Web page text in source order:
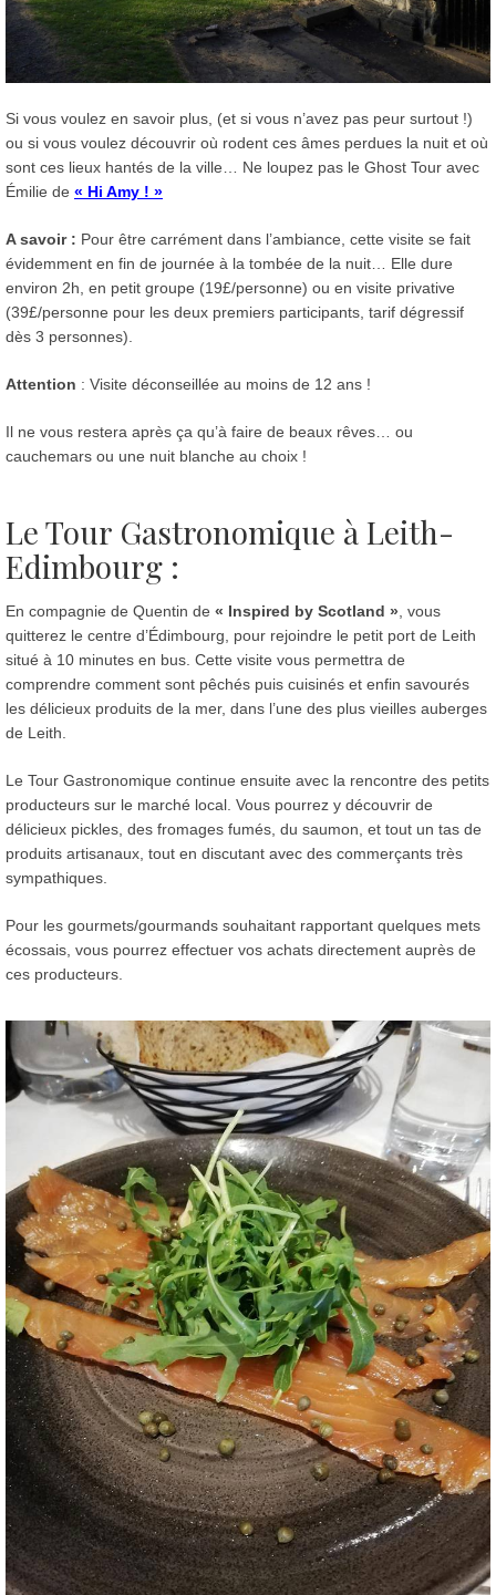
Si vous voulez en savoir plus, (et si vous n’avez pas peur surtout !)
ou si vous voulez découvrir où rodent ces âmes perdues la nuit et où
sont ces lieux hantés de la ville… Ne loupez pas le Ghost Tour avec
Émilie de « Hi Amy ! »
A savoir : Pour être carrément dans l’ambiance, cette visite se fait
évidemment en fin de journée à la tombée de la nuit… Elle dure
environ 2h, en petit groupe (19£/personne) ou en visite privative
(39£/personne pour les deux premiers participants, tarif dégressif
dès 3 personnes).
Attention : Visite déconseillée au moins de 12 ans !
Il ne vous restera après ça qu’à faire de beaux rêves… ou
cauchemars ou une nuit blanche au choix !
Le Tour Gastronomique à Leith-
Edimbourg :
En compagnie de Quentin de « Inspired by Scotland » , vous
quitterez le centre d’Édimbourg, pour rejoindre le petit port de Leith
situé à 10 minutes en bus. Cette visite vous permettra de
comprendre comment sont pêchés puis cuisinés et enfin savourés
les délicieux produits de la mer, dans l’une des plus vieilles auberges
de Leith.
Le Tour Gastronomique continue ensuite avec la rencontre des petits
producteurs sur le marché local. Vous pourrez y découvrir de
délicieux pickles, des fromages fumés, du saumon, et tout un tas de
produits artisanaux, tout en discutant avec des commerçants très
sympathiques.
Pour les gourmets/gourmands souhaitant rapportant quelques mets
écossais, vous pourrez effectuer vos achats directement auprès de
ces producteurs.